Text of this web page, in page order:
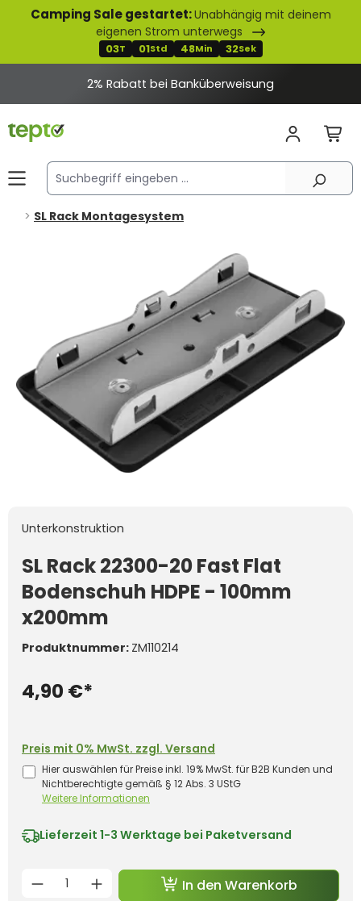
springen
Camping Sale gestartet:Unabhängig mit deinem
eigenen Strom unterwegs
03T 01Std 48Min 32Sek
2% Rabatt bei Banküberweisung
SL Rack Montagesystem
Unterkonstruktion
SL Rack 22300-20 Fast Flat
Bodenschuh HDPE - 100mm
x200mm
Produktnummer: ZM110214
4,90 €*
Preis mit 0% MwSt. zzgl. Versand
Hier auswählen für Preise inkl. 19% MwSt. für B2B Kunden und
Nichtberechtigte gemäß § 12 Abs. 3 UStG
Weitere Informationen
Lieferzeit 1-3 Werktage bei Paketversand
Produkt Anzahl: Gib den
In den Warenkorb